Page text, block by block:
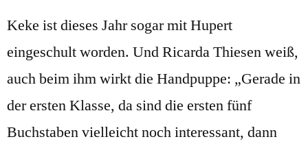
Keke ist dieses Jahr sogar mit Hupert
eingeschult worden. Und Ricarda Thiesen weiß,
auch beim ihm wirkt die Handpuppe: „Gerade in
der ersten Klasse, da sind die ersten fünf
Buchstaben vielleicht noch interessant, dann